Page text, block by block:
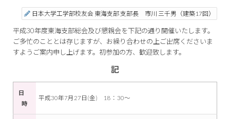
日本大学工学部校友会 東海支部 支部長 市川 三千男（建築17回）
平成30年度東海支部総会及び懇親会を下記の通り開催いたします。
ご多忙のこととは存じますが、お繰り合わせの上ご出席くださいま
すようご案内申し上げます。初参加の方、歓迎致します。
記
日
時
平成30年7月27日(金) 18：30～